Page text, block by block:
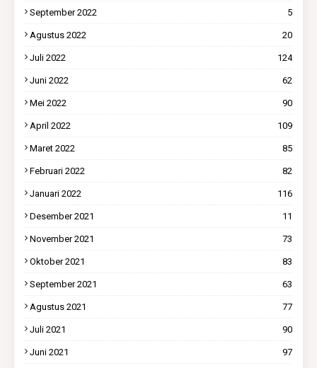
September 2022 5
Agustus 2022 20
Juli 2022 124
Juni 2022 62
Mei 2022 90
April 2022 109
Maret 2022 85
Februari 2022 82
Januari 2022 116
Desember 2021 11
November 2021 73
Oktober 2021 83
September 2021 63
Agustus 2021 77
Juli 2021 90
Juni 2021 97